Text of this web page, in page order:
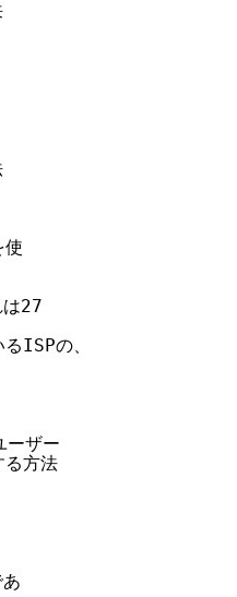
使
27
ISPの、
ザー
方法